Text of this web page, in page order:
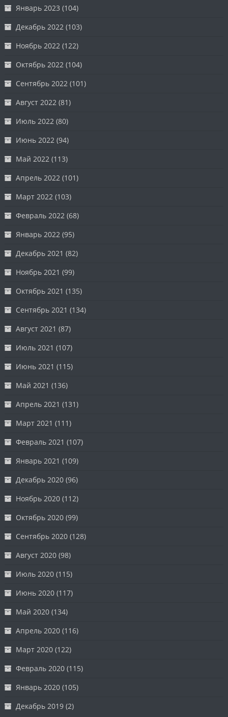
Январь 2023 (104)
Декабрь 2022 (103)
Ноябрь 2022 (122)
Октябрь 2022 (104)
Сентябрь 2022 (101)
Август 2022 (81)
Июль 2022 (80)
Июнь 2022 (94)
Май 2022 (113)
Апрель 2022 (101)
Март 2022 (103)
Февраль 2022 (68)
Январь 2022 (95)
Декабрь 2021 (82)
Ноябрь 2021 (99)
Октябрь 2021 (135)
Сентябрь 2021 (134)
Август 2021 (87)
Июль 2021 (107)
Июнь 2021 (115)
Май 2021 (136)
Апрель 2021 (131)
Март 2021 (111)
Февраль 2021 (107)
Январь 2021 (109)
Декабрь 2020 (96)
Ноябрь 2020 (112)
Октябрь 2020 (99)
Сентябрь 2020 (128)
Август 2020 (98)
Июль 2020 (115)
Июнь 2020 (117)
Май 2020 (134)
Апрель 2020 (116)
Март 2020 (122)
Февраль 2020 (115)
Январь 2020 (105)
Декабрь 2019 (2)